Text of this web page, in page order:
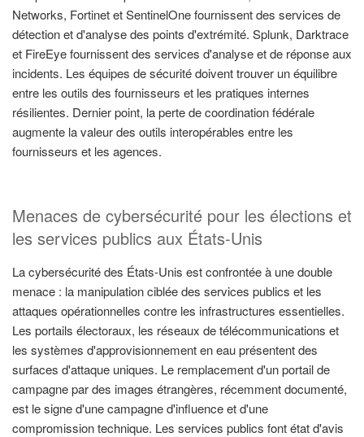
Networks, Fortinet et SentinelOne fournissent des services de
détection et d'analyse des points d'extrémité. Splunk, Darktrace
et FireEye fournissent des services d'analyse et de réponse aux
incidents. Les équipes de sécurité doivent trouver un équilibre
entre les outils des fournisseurs et les pratiques internes
résilientes. Dernier point, la perte de coordination fédérale
augmente la valeur des outils interopérables entre les
fournisseurs et les agences.
Menaces de cybersécurité pour les élections et
les services publics aux États-Unis
La cybersécurité des États-Unis est confrontée à une double
menace : la manipulation ciblée des services publics et les
attaques opérationnelles contre les infrastructures essentielles.
Les portails électoraux, les réseaux de télécommunications et
les systèmes d'approvisionnement en eau présentent des
surfaces d'attaque uniques. Le remplacement d'un portail de
campagne par des images étrangères, récemment documenté,
est le signe d'une campagne d'influence et d'une
compromission technique. Les services publics font état d'avis